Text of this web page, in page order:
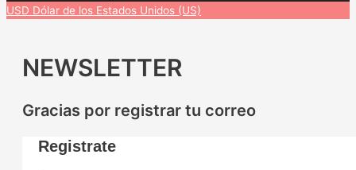
USD Dólar de los Estados Unidos (US)
NEWSLETTER
Gracias por registrar tu correo
Registrate